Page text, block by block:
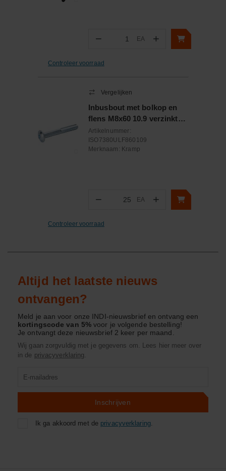
− Aantal
EA +
Controleer voorraad
Vergelijken
Inbusbout met bolkop en
flens M8x60 10.9 verzinkt
ISO7380
Artikelnummer:
ISO7380ULF860109
Merknaam: Kramp
− Aantal
EA +
Controleer voorraad
Altijd het laatste nieuws
ontvangen?
Meld je aan voor onze INDI-nieuwsbrief en ontvang een
kortingscode van 5%voor je volgende bestelling!
Je ontvangt deze nieuwsbrief 2 keer per maand.
Wij gaan zorgvuldig met je gegevens om. Lees hier meer over
in de privacyverklaring.
Inschrijven
Ik ga akkoord met de privacyverklaring.